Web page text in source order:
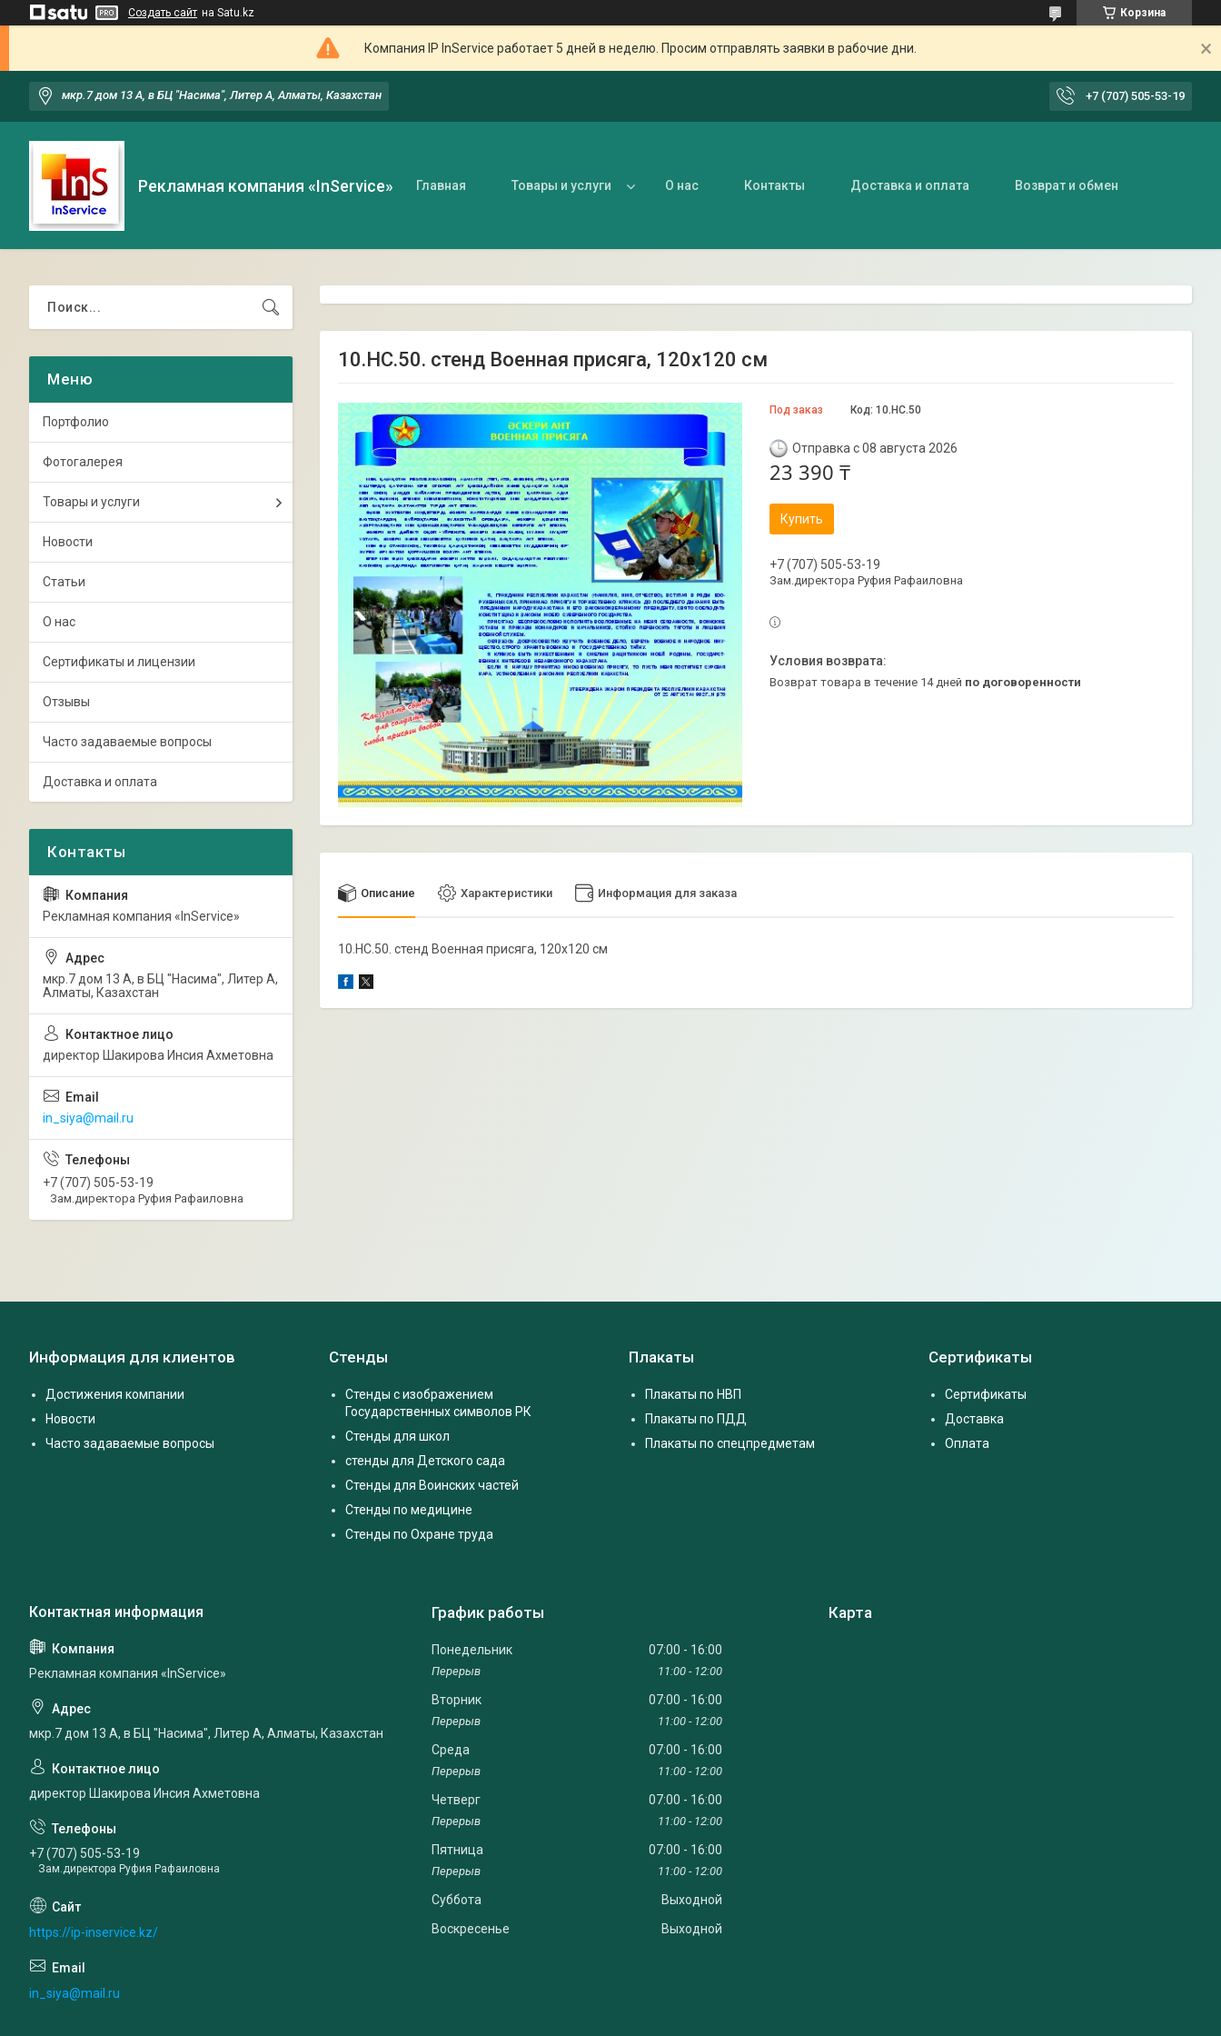
Создать сайт на Satu.kz Корзина
Компания IP InService работает 5 дней в неделю. Просим отправлять заявки в рабочие дни.
мкр.7 дом 13 А, в БЦ "Насима", Литер А, Алматы, Казахстан +7 (707) 505-53-19
Рекламная компания «InService» Главная Товары и услуги О нас Контакты Доставка и оплата Возврат и обмен
10.НС.50. стенд Военная присяга, 120х120 см
Под заказ Код: 10.НС.50
Отправка с 08 августа 2026
23 390 ₸
Купить
+7 (707) 505-53-19
Зам.директора Руфия Рафаиловна
возврат товара в течение 14 дней по договоренности
Описание Характеристики Информация для заказа
10.НС.50. стенд Военная присяга, 120х120 см
Портфолио
Фотогалерея
Товары и услуги
Новости
Статьи
О нас
Сертификаты и лицензии
Отзывы
Часто задаваемые вопросы
Доставка и оплата
Рекламная компания «InService»
мкр.7 дом 13 А, в БЦ "Насима", Литер А,
Алматы, Казахстан
директор Шакирова Инсия Ахметовна
in_siya@mail.ru
+7 (707) 505-53-19
Зам.директора Руфия Рафаиловна
Информация для клиентов
Достижения компании
Новости
Часто задаваемые вопросы
Стенды
Стенды с изображением
Государственных символов РК
Стенды для школ
стенды для Детского сада
Стенды для Воинских частей
Стенды по медицине
Стенды по Охране труда
Плакаты
Плакаты по НВП
Плакаты по ПДД
Плакаты по спецпредметам
Сертификаты
Сертификаты
Доставка
Оплата
Рекламная компания «InService»
мкр.7 дом 13 А, в БЦ "Насима", Литер А, Алматы, Казахстан
директор Шакирова Инсия Ахметовна
+7 (707) 505-53-19
Зам.директора Руфия Рафаиловна
https://ip-inservice.kz/
in_siya@mail.ru
График работы
Понедельник 07:00 16:00
11:00 12:00
Вторник 07:00 16:00
11:00 12:00
Среда 07:00 16:00
11:00 12:00
Четверг 07:00 16:00
11:00 12:00
Пятница 07:00 16:00
11:00 12:00
Суббота
Выходной
Воскресенье
Выходной
Карта